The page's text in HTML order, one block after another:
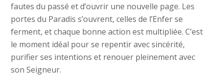
fautes du passé et d’ouvrir une nouvelle page. Les
portes du Paradis s’ouvrent, celles de l’Enfer se
ferment, et chaque bonne action est multipliée. C’est
le moment idéal pour se repentir avec sincérité,
purifier ses intentions et renouer pleinement avec
son Seigneur.